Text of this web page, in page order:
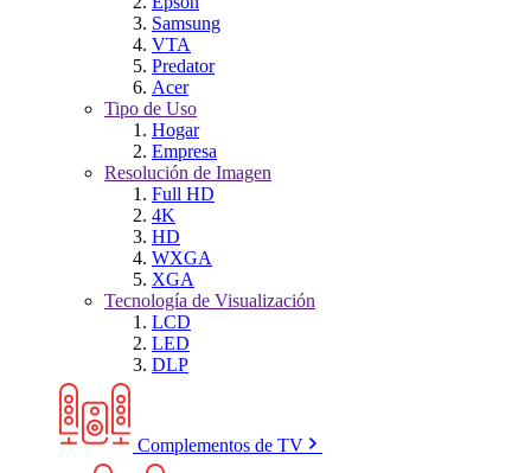
Samsung
VTA
Predator
Acer
Tipo de Uso
Hogar
Empresa
Resolución de Imagen
Full HD
4K
HD
WXGA
XGA
Tecnología de Visualización
LCD
LED
DLP
Complementos de TV